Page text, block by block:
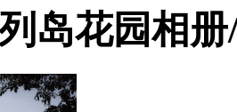
岛花园相